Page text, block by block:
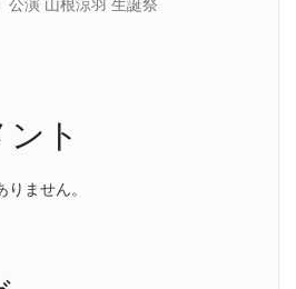
ト
ません。